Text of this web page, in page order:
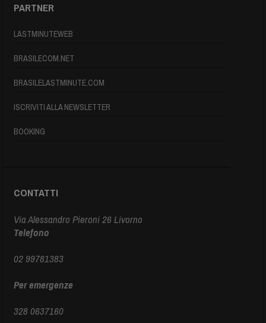
PARTNER
LASTMINUTEWEB
BRASILECOM.NET
BRASILELASTMINUTE.COM
ISCRIVITI ALLA NEWSLETTER
BOOKING
CONTATTI
Via Alessandro Pieroni 26 Livorno
Telefono
02 99781383
Per emergenze
328 0637160